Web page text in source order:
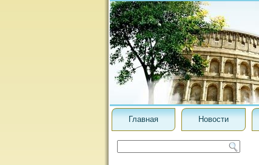
Главная Новости